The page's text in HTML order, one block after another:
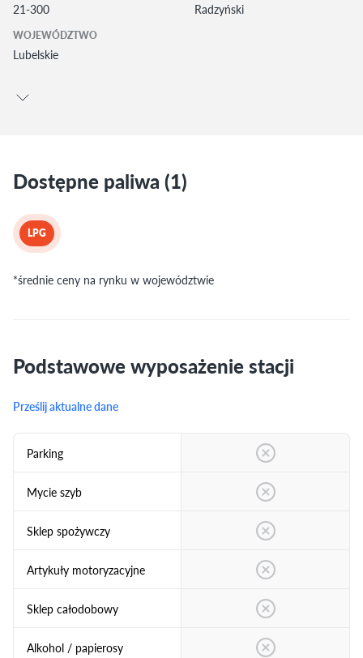
21-300 Radzyński
WOJEWÓDZTWO
Lubelskie
Dostępne paliwa (1)
LPG
*średnie ceny na rynku w województwie
Podstawowe wyposażenie stacji
Prześlij aktualne dane
Parking
Mycie szyb
Sklep spożywczy
Artykuły motoryzacyjne
Sklep całodobowy
Alkohol / papierosy